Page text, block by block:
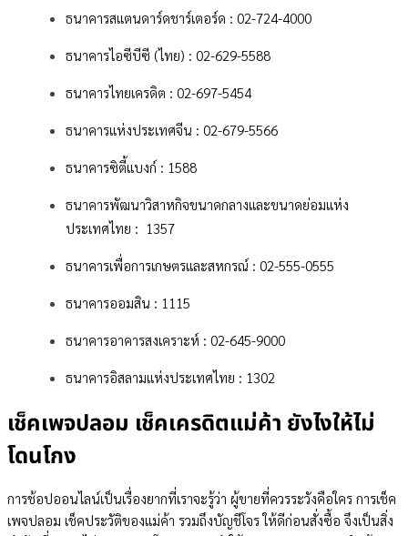
ธนาคารสแตนดาร์ดชาร์เตอร์ด : 02-724-4000
ธนาคารไอซีบีซี (ไทย) : 02-629-5588
ธนาคารไทยเครดิต : 02-697-5454
ธนาคารแห่งประเทศจีน : 02-679-5566
ธนาคารซิตี้แบงก์​ : 1588
​​ธนาคารพัฒนาวิสาหกิจขนาดกลางและขนาดย่อมแห่ง
ประเทศไทย : 1357
ธนาคารเพื่อการเกษตรและสหกรณ์ : 02-555-0555
ธนาคารออมสิน : 1115
ธนาคารอาคารสงเคราะห์ : 02-645-9000
ธนาคารอิสลามแห่งประเทศไทย : 1302
เช็คเพจปลอม เช็คเครดิตแม่ค้า ยังไงให้ไม่
โดนโกง
การช้อปออนไลน์เป็นเรื่องยากที่เราจะรู้ว่า ผู้ขายที่ควรระวังคือใคร การเช็ค
เพจปลอม เช็คประวัติของแม่ค้า รวมถึงบัญชีโจร ให้ดีก่อนสั่งซื้อ จึงเป็นสิ่ง